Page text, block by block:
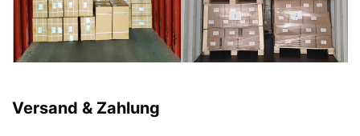
Versand & Zahlung